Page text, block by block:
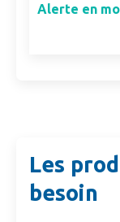
Alerte en
Les
besoin